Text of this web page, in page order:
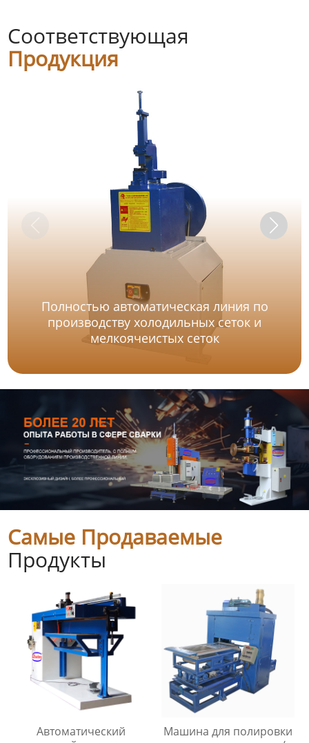
Соответствующая
Продукция
Полностью автоматическая линия по
производству холодильных сеток и
мелкоячеистых сеток
Самые Продаваемые
Продукты
Автоматический
Машина для полировки